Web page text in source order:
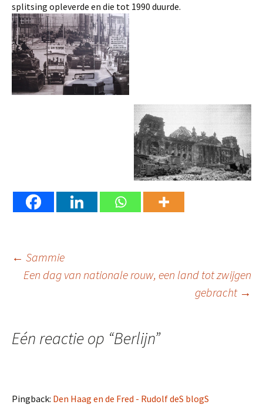
splitsing opleverde en die tot 1990 duurde.
Berichtnavigatie
← Sammie
Een dag van nationale rouw, een land tot zwijgen
gebracht →
Eén reactie op “Berlijn”
Pingback: Den Haag en de Fred - Rudolf deS blogS